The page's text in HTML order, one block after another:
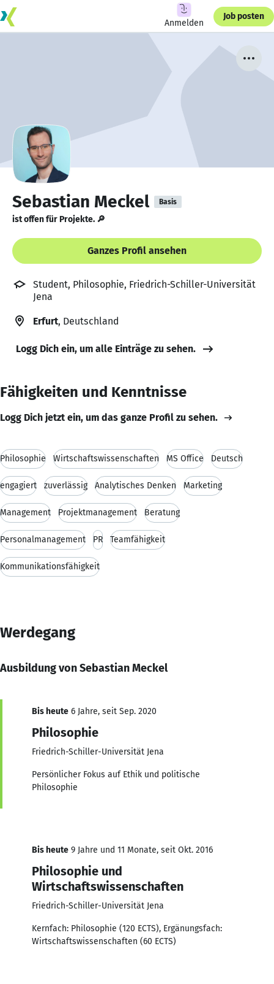
Anmelden
Job posten
Sebastian Meckel Basis
ist offen für Projekte. 🔎
Ganzes Profil ansehen
Student, Philosophie, Friedrich-Schiller-Universität
Jena
Erfurt, Deutschland
Logg Dich ein, um alle Einträge zu sehen.
Fähigkeiten und Kenntnisse
Logg Dich jetzt ein, um das ganze Profil zu sehen.
Philosophie Wirtschaftswissenschaften MS Office Deutsch
engagiert zuverlässig Analytisches Denken Marketing
Management Projektmanagement Beratung
Personalmanagement PR Teamfähigkeit
Kommunikationsfähigkeit
Werdegang
Ausbildung von Sebastian Meckel
Bis heute 6 Jahre, seit Sep. 2020
Philosophie
Friedrich-Schiller-Universität Jena
Persönlicher Fokus auf Ethik und politische
Philosophie
Bis heute 9 Jahre und 11 Monate, seit Okt. 2016
Philosophie und
Wirtschaftswissenschaften
Friedrich-Schiller-Universität Jena
Kernfach: Philosophie (120 ECTS), Ergänungsfach:
Wirtschaftswissenschaften (60 ECTS)